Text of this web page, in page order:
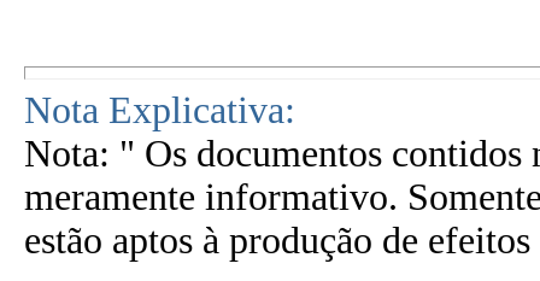
Nota Explicativa:
Nota: " Os documentos contidos
meramente informativo.
estão aptos à produção de